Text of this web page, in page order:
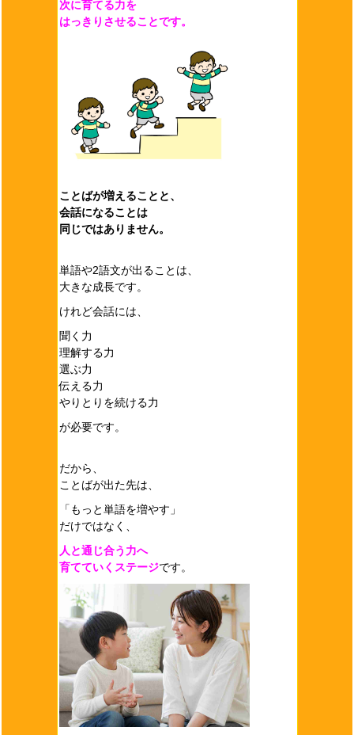
次に育てる力を
はっきりさせることです。
ことばが増えることと、
会話になることは
同じではありません。
単語や2語文が出ることは、
大きな成長です。
けれど会話には、
聞く力
理解する力
選ぶ力
伝える力
やりとりを続ける力
が必要です。
だから、
ことばが出た先は、
「もっと単語を増やす」
だけではなく、
人と通じ合う力へ
育てていくステージです。